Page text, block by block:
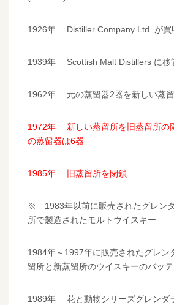
1926年 Distiller Company Ltd. が買
1939年 Scottish Malt Distillers に移
1962年 元の蒸留器2器を新しい蒸留
1972年 新しい蒸留所を旧蒸留所
の蒸留器は6器
1985年 旧蒸留所を閉鎖
※ 1983年以前に販売されたグレン
所で製造されたモルトウイスキー
1984年～1997年に販売されたグレン
留所と新蒸留所のウイスキーのバッ
1989年 花と動物シリーズグレンダ